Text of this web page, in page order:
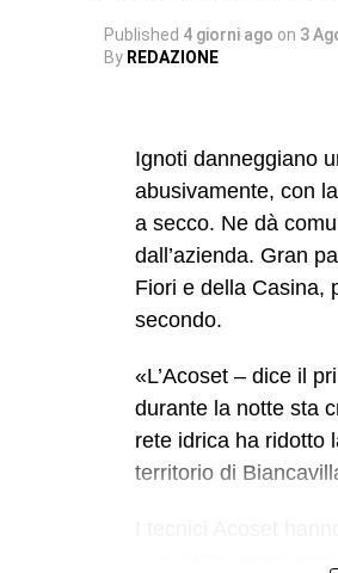
Published 4 giorni ago on 3
By REDAZIONE
Ignoti danneggiano
abusivamente, con
a secco. Ne dà
dall’azienda. Gran
Fiori e della Casina,
secondo.
«L’Acoset – dice il
durante la notte sta
rete idrica ha ridotto
territorio di